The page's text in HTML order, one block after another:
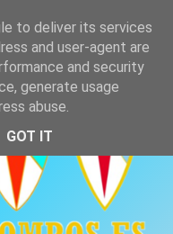
to deliver its services
and user-agent are
and security
generate usage
abuse.
GOT IT